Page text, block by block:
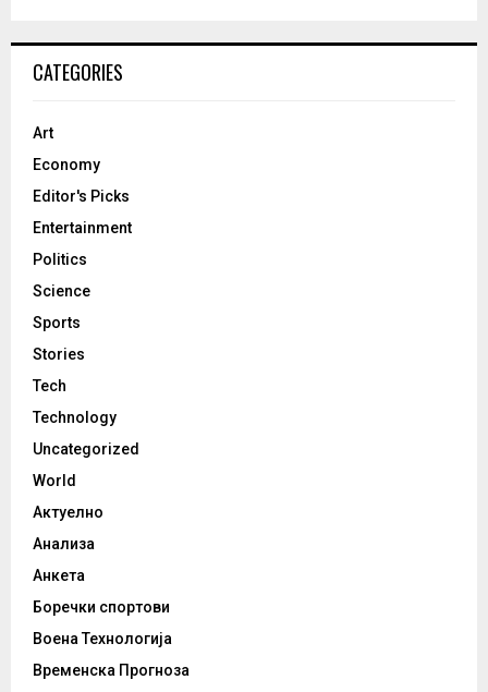
CATEGORIES
Art
Economy
Editor's Picks
Entertainment
Politics
Science
Sports
Stories
Tech
Technology
Uncategorized
World
Актуелно
Анализа
Анкета
Боречки спортови
Воена Технологија
Временска Прогноза